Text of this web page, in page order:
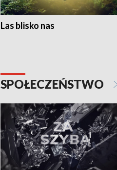
Las blisko nas
SPOŁECZEŃSTWO